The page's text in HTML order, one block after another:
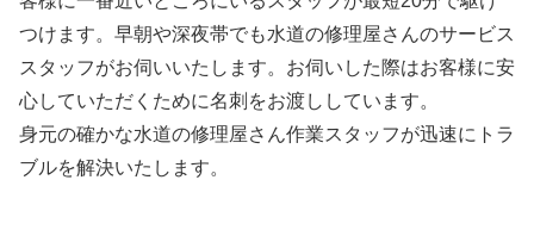
つけます。早朝や深夜帯でも水道の修理屋さんのサービス
スタッフがお伺いいたします。お伺いした際はお客様に安
心していただくために名刺をお渡ししています。
身元の確かな水道の修理屋さん作業スタッフが迅速にトラ
ブルを解決いたします。